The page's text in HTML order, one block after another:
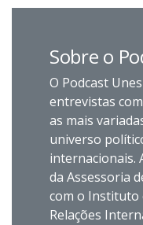
Sobre o
O Podcast
entrevistas
as mais
universo
internacionais.
da Assessoria
com o Instituto
Relações